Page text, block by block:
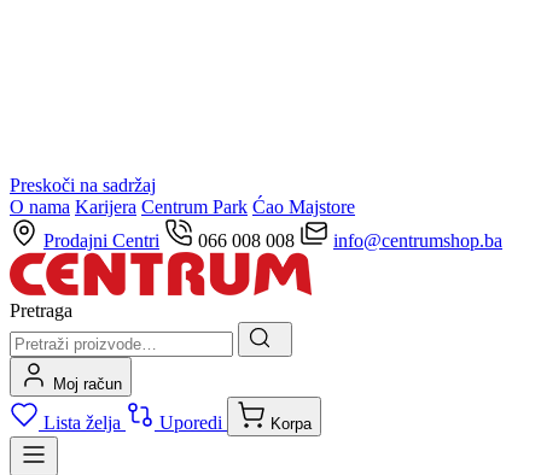
Preskoči na sadržaj
O nama Karijera Centrum Park Ćao Majstore
Prodajni Centri
066 008 008 info@centrumshop.ba
Pretraga
Moj račun
Lista želja Uporedi Korpa